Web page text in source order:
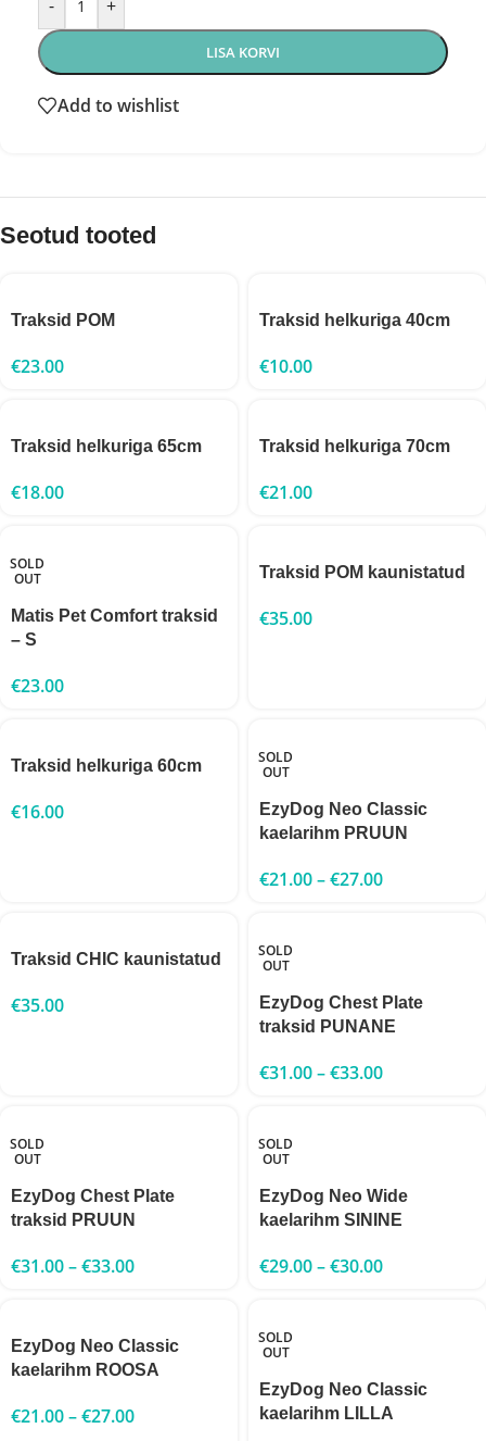
- +
LISA KORVI
Add to wishlist
Seotud tooted
Traksid POM
€23.00
Traksid helkuriga 40cm
€10.00
Traksid helkuriga 65cm
€18.00
Traksid helkuriga 70cm
€21.00
SOLD
OUT
Matis Pet Comfort traksid
– S
€23.00
Traksid POM kaunistatud
€35.00
Traksid helkuriga 60cm
€16.00
SOLD
OUT
EzyDog Neo Classic
kaelarihm PRUUN
€21.00–€27.00
Traksid CHIC kaunistatud
€35.00
SOLD
OUT
EzyDog Chest Plate
traksid PUNANE
€31.00–€33.00
SOLD
OUT
EzyDog Chest Plate
traksid PRUUN
€31.00–€33.00
SOLD
OUT
EzyDog Neo Wide
kaelarihm SININE
€29.00–€30.00
EzyDog Neo Classic
kaelarihm ROOSA
€21.00–€27.00
SOLD
OUT
EzyDog Neo Classic
kaelarihm LILLA